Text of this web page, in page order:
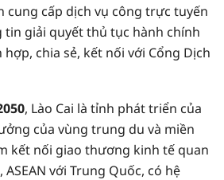
cung cấp dịch vụ công trực tuyến
giải quyết thủ tục hành chính
chia sẻ, kết nối với Cổng Dịch
, Lào Cai là tỉnh phát triển của
của vùng trung du và miền
kết nối giao thương kinh tế quan
với Trung Quốc, có hệ